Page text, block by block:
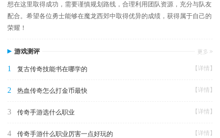
想在这里取得成功，需要谨慎规划路线，合理利用团队资源，充分与队友
配合。希望各位勇士能够在魔龙西郊中取得优异的成绩，获得属于自己的
荣耀！
游戏测评
1 复古传奇技能书在哪学的 【详情】
2 热血传奇怎么打金币最快 【详情】
3 传奇手游选什么职业 【详情】
4 传奇手游什么职业厉害一点好玩的 【详情】